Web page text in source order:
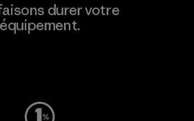
durer votre
équipement.